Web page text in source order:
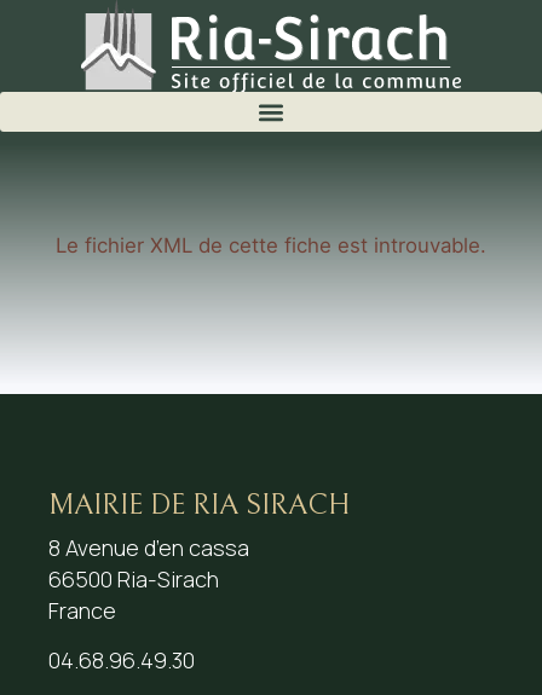
Le fichier XML de cette fiche est introuvable.
MAIRIE DE RIA SIRACH
8 Avenue d’en cassa
66500 Ria-Sirach
France
04.68.96.49.30